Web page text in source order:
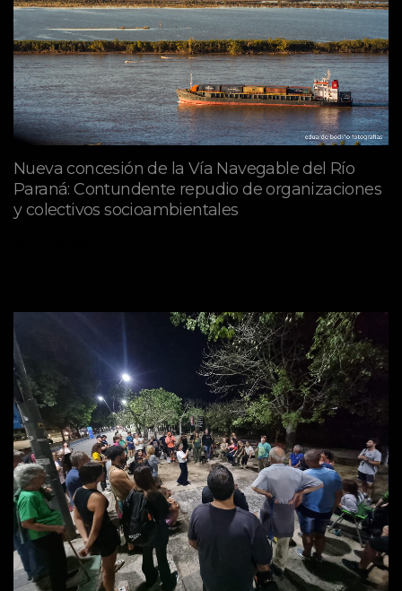
Nueva concesión de la Vía Navegable del Río
Paraná: Contundente repudio de organizaciones
y colectivos socioambientales